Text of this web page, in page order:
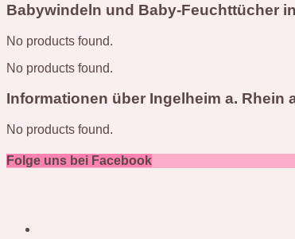
Babywindeln und Baby-Feuchttücher
No products found.
No products found.
Informationen über Ingelheim a. Rhein
No products found.
Folge uns bei Facebook